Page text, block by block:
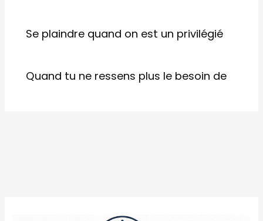
Se plaindre quand on est un privilégié
Quand tu ne ressens plus le besoin de